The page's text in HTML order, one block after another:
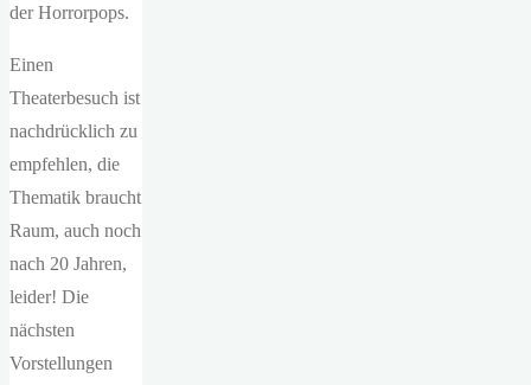
der Horrorpops.
Einen
Theaterbesuch ist
nachdrücklich zu
empfehlen, die
Thematik braucht
Raum, auch noch
nach 20 Jahren,
leider! Die
nächsten
Vorstellungen